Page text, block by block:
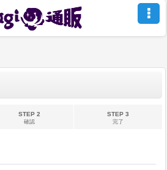
STEP 2
確認
STEP 3
完了